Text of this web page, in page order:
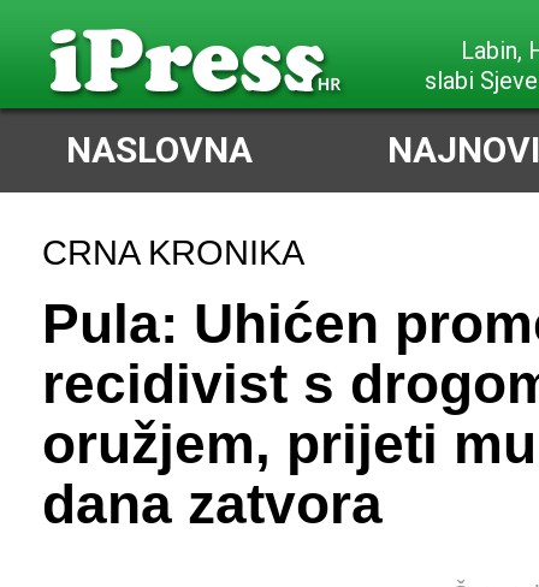
Labin,
slabi
NASLOVNA
CRNA KRONIKA
Pula: Uhićen
recidivist s
oružjem, prijeti
dana zatvora